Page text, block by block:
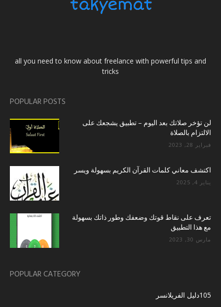
all you need to know about freelance with powerful tips and
tricks
POPULAR POSTS
لن تؤخر صلاتك بعد اليوم – تطبيق يشجعك على
الالتزام بالصلاة
فبراير 28, 2023
اكتشف معاني كلمات القرآن الكريم بسهولة ويسر
يناير 4, 2025
تعرف على نقاط قوتك وضعفك وطور ذاتك بسهولة
مع هذا التطبيق
مارس 30, 2023
POPULAR CATEGORY
دليل الفريلانسر105